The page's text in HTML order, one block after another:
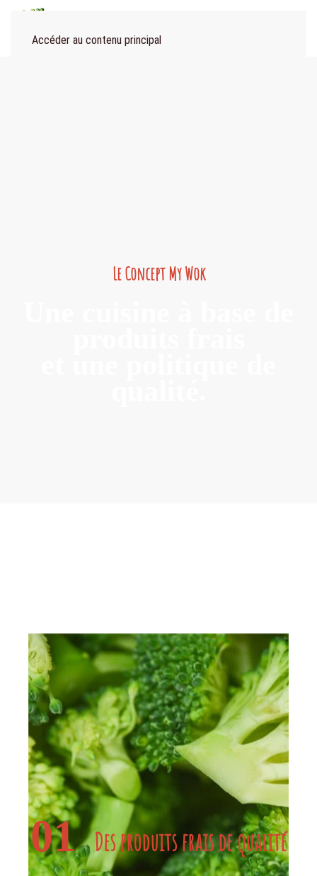
Accéder au contenu principal
Le Concept My Wok
01 Des produits frais de qualité